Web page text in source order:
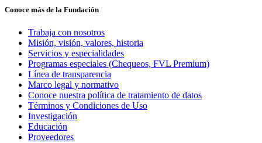
Conoce más de la Fundación
Trabaja con nosotros
Misión, visión, valores, historia
Servicios y especialidades
Programas especiales (Chequeos, FVL Premium)
Línea de transparencia
Marco legal y normativo
Conoce nuestra política de tratamiento de datos
Términos y Condiciones de Uso
Investigación
Educación
Proveedores